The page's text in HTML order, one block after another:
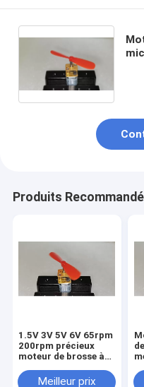
Produits
1.5V 3V 5V 6V 65rpm
200rpm précieux
moteur de brosse à
N20
Meilleur prix